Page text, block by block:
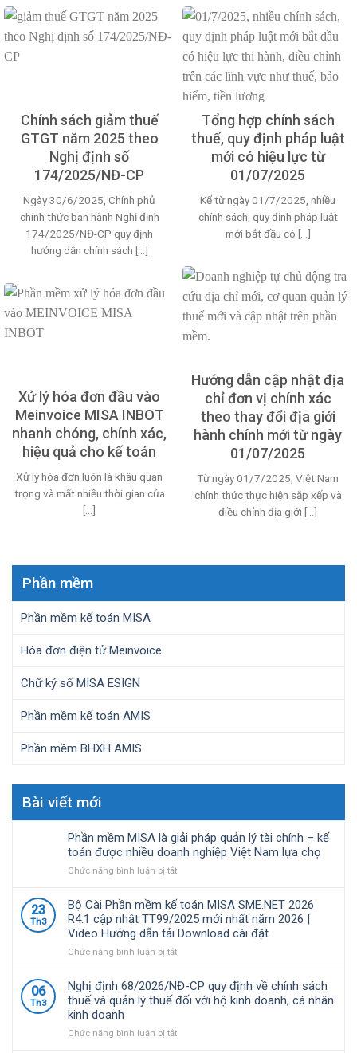
Chính sách giảm thuế
GTGT năm 2025 theo
Nghị định số
174/2025/NĐ-CP
Ngày 30/6/2025, Chính phủ
chính thức ban hành Nghị định
174/2025/NĐ-CP quy định
hướng dẫn chính sách [...]
Tổng hợp chính sách
thuế, quy định pháp luật
mới có hiệu lực từ
01/07/2025
Kể từ ngày 01/7/2025, nhiều
chính sách, quy định pháp luật
mới bắt đầu có [...]
Hướng dẫn cập nhật địa
chỉ đơn vị chính xác
theo thay đổi địa giới
hành chính mới từ ngày
01/07/2025
Từ ngày 01/7/2025, Việt Nam
chính thức thực hiện sắp xếp và
điều chỉnh địa giới [...]
Xử lý hóa đơn đầu vào
Meinvoice MISA INBOT
nhanh chóng, chính xác,
hiệu quả cho kế toán
Xử lý hóa đơn luôn là khâu quan
trọng và mất nhiều thời gian của
[...]
Phần mềm
Phần mềm kế toán MISA
Hóa đơn điện tử Meinvoice
Chữ ký số MISA ESIGN
Phần mềm kế toán AMIS
Phần mềm BHXH AMIS
Bài viết mới
Phần mềm MISA là giải pháp quản lý tài chính – kế
toán được nhiều doanh nghiệp Việt Nam lựa chọ
Chức năng bình luận bị tắtở
mềm
MISA
là
giải
pháp
tài
chính
kế
23
Th3
Bộ Cài Phần mềm kế toán MISA SME.NET 2026
R4.1 cập nhật TT99/2025 mới nhất năm 2026 |
Video Hướng dẫn tải Download cài đặt
Chức năng bình luận bị tắtở
Phần
mềm
toán
06
Th3
Nghị định 68/2026/NĐ-CP quy định về chính sách
thuế và quản lý thuế đối với hộ kinh doanh, cá nhân
kinh doanh
Chức năng bình luận bị tắtở